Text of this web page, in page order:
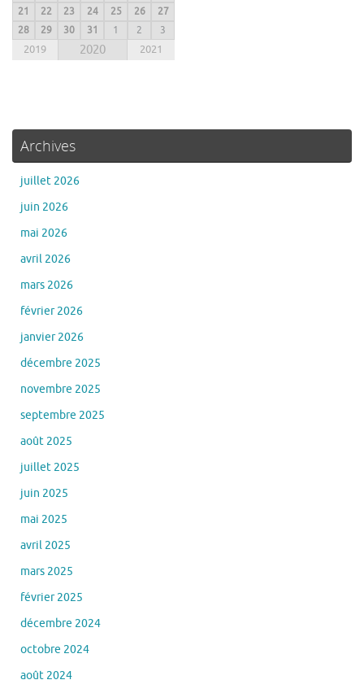
21
22 23 24 25 26
27
28
29 30 31 1 2 3
2019 2020 2021
Archives
juillet 2026
juin 2026
mai 2026
avril 2026
mars 2026
février 2026
janvier 2026
décembre 2025
novembre 2025
septembre 2025
août 2025
juillet 2025
juin 2025
mai 2025
avril 2025
mars 2025
février 2025
décembre 2024
octobre 2024
août 2024